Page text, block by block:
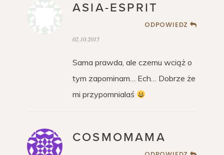
ASIA-ESPRIT
ODPOWIEDZ
02.10.2015
Sama prawda, ale czemu wciąż o
tym zapominam… Ech… Dobrze że
mi przypomnialaś
COSMOMAMA